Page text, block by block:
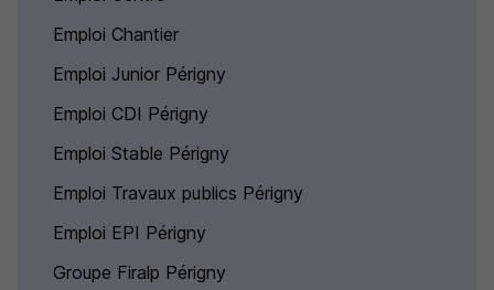
Emploi Chantier
Emploi Junior Périgny
Emploi CDI Périgny
Emploi Stable Périgny
Emploi Travaux publics Périgny
Emploi EPI Périgny
Groupe Firalp Périgny